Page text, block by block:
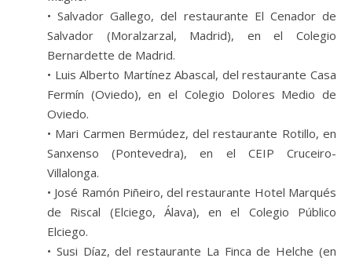
• Salvador Gallego, del restaurante El Cenador de
Salvador (Moralzarzal, Madrid), en el Colegio
Bernardette de Madrid.
• Luis Alberto Martínez Abascal, del restaurante Casa
Fermín (Oviedo), en el Colegio Dolores Medio de
Oviedo.
• Mari Carmen Bermúdez, del restaurante Rotillo, en
Sanxenso (Pontevedra), en el CEIP Cruceiro-
Villalonga.
• José Ramón Piñeiro, del restaurante Hotel Marqués
de Riscal (Elciego, Álava), en el Colegio Público
Elciego.
• Susi Díaz, del restaurante La Finca de Helche (en